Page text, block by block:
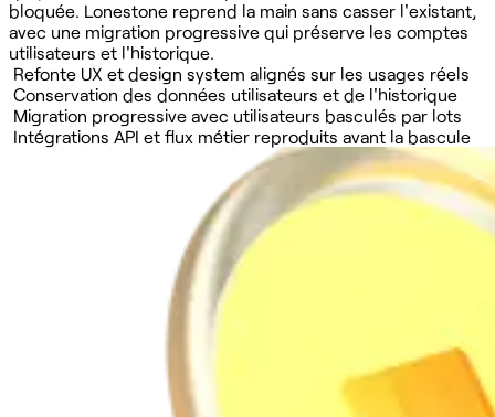
bloquée. Lonestone reprend la main sans casser l'existant,
avec une migration progressive qui préserve les comptes
utilisateurs et l'historique.
Refonte UX et design system alignés sur les usages réels
Conservation des données utilisateurs et de l'historique
Migration progressive avec utilisateurs basculés par lots
Intégrations API et flux métier reproduits avant la bascule